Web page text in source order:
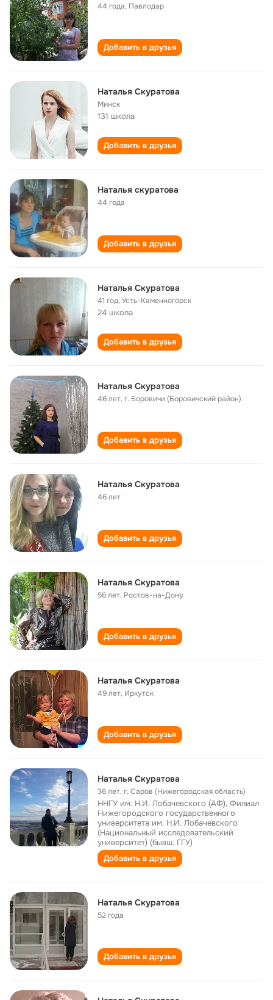
44 года, Павлодар
Добавить в друзья
Наталья Скуратова
Минск
131 школа
Добавить в друзья
Наталья скуратова
44 года
Добавить в друзья
Наталья Скуратова
41 год,Усть-Каменногорск
24 школа
Добавить в друзья
Наталья Скуратова
46 лет,г. Боровичи (Боровичский район)
Добавить в друзья
Наталья Скуратова
46 лет
Добавить в друзья
Наталья Скуратова
56 лет, Ростов-на-Дону
Добавить в друзья
Наталья Скуратова
49 лет, Иркутск
Добавить в друзья
Наталья Скуратова
36 лет,г. Саров (Нижегородская область)
ННГУ им. Н.И. Лобачевского (АФ), Филиал
Нижегородского государственного
университета им. Н.И. Лобачевского
(Национальный исследовательский
университет) (бывш. ГГУ)
Добавить в друзья
Наталья Скуратова
52 года
Добавить в друзья